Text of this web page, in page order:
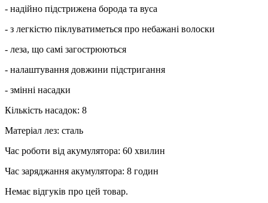
- надійно підстрижена борода та вуса
- з легкістю піклуватиметься про небажані волоски
- леза, що самі загострюються
- налаштування довжини підстригання
- змінні насадки
Кількість насадок: 8
Матеріал лез: сталь
Час роботи від акумулятора: 60 хвилин
Час заряджання акумулятора: 8 годин
Немає відгуків про цей товар.